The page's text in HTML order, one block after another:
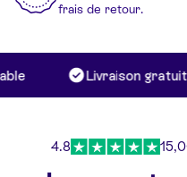
frais de retour.
Livraison
4.8